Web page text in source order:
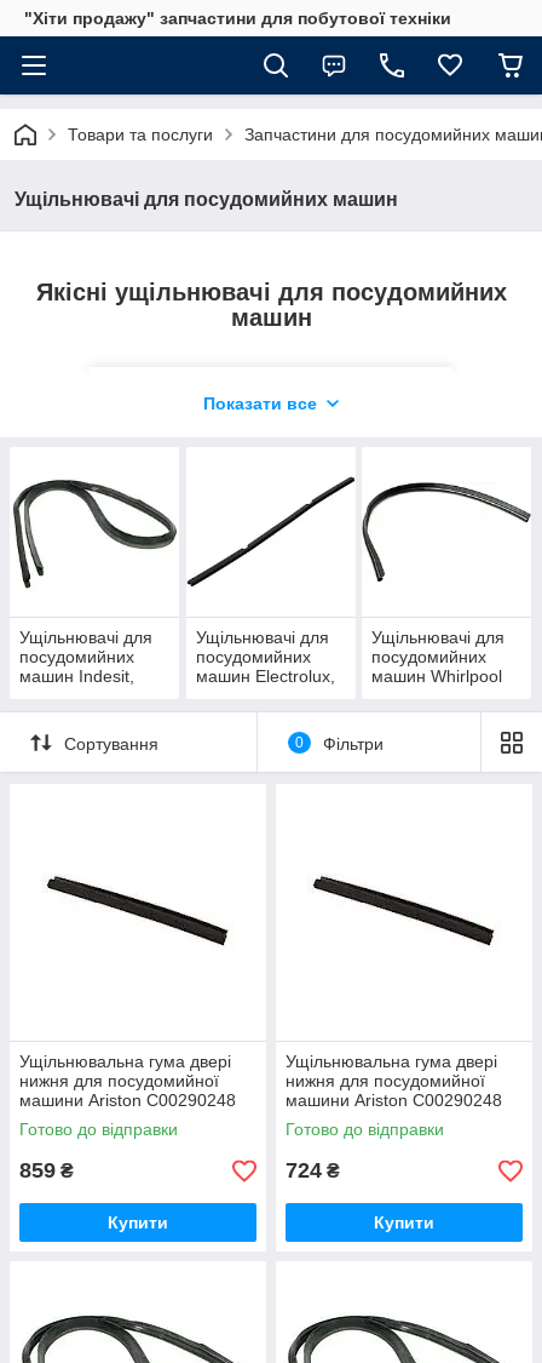
"Хіти продажу" запчастини для побутової техніки
Товари та послуги Запчастини для посудомийних
Ущільнювачі для посудомийних машин
Якісні ущільнювачі для посудомийних
машин
відведені посадочні місця.
Ущільнювальна гума двері для посудомийних
машин Indesit Ariston
Щоб дізнатися, для яких моделей
призначений даний гумовий
нам.
Щоб дізнатися, для яких моделей призначений даний
гумовий ущільнювач, ви можете перейти на сторінку товару
ущільнювача для посудомийної
машини, якщо продірявилася тільки
Показати все
Ущільнювачі для
посудомийних
машин Indesit,
Ущільнювачі для
посудомийних
машин Electrolux,
Ущільнювачі для
посудомийних
машин Whirlpool
Сортування 0 Фільтри
Ущільнювальна гума двері
нижня для посудомийної
машини Ariston C00290248
Готово до відправки
859 ₴
Купити
Ущільнювальна гума двері
нижня для посудомийної
машини Ariston C00290248
Готово до відправки
724 ₴
Купити